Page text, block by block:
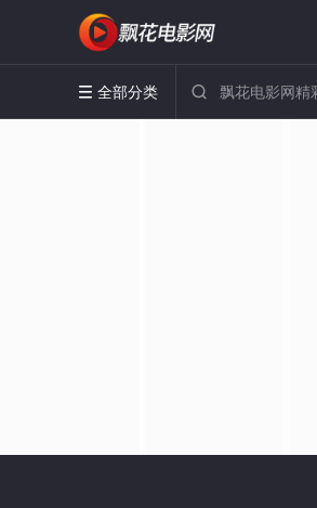
 全部分类 